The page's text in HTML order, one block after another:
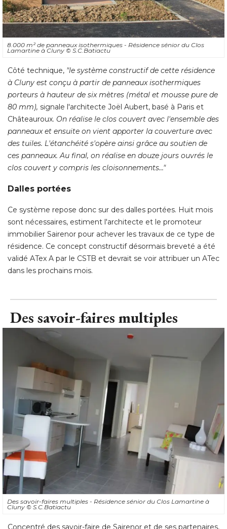
8.000 m² de panneaux isothermiques - Résidence sénior du Clos
Lamartine à Cluny © S.C.Batiactu
Côté technique, "le système constructif de cette résidence
à Cluny est conçu à partir de panneaux isothermiques
porteurs à hauteur de six mètres (métal et mousse pure de
80 mm), signale l'architecte Joël Aubert, basé à Paris et
Châteauroux. On réalise le clos couvert avec l'ensemble des
panneaux et ensuite on vient apporter la couverture avec
des tuiles. L'étanchéité s'opère ainsi grâce au soutien de
ces panneaux. Au final, on réalise en douze jours ouvrés le
clos couvert y compris les cloisonnements..."
Dalles portées
Ce système repose donc sur des dalles portées. Huit mois
sont nécessaires, estiment l'architecte et le promoteur
immobilier Sairenor pour achever les travaux de ce type de
résidence. Ce concept constructif désormais breveté a été
validé ATex A par le CSTB et devrait se voir attribuer un ATec
dans les prochains mois.
Des savoir-faires multiples
Des savoir-faires multiples - Résidence sénior du Clos Lamartine à
Cluny © S.C.Batiactu
Concentré des savoir-faire de Sairenor et de ses partenaires,